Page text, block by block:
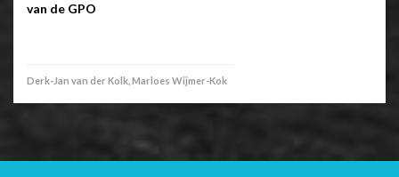
van de GPO
Derk-Jan van der Kolk, Marloes Wijmer-Kok